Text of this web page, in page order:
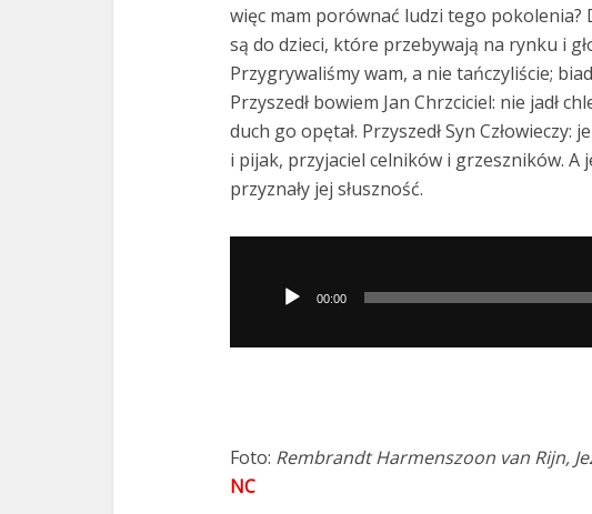
więc mam porównać ludzi tego pokolenia?
są do dzieci, które przebywają na rynku i
Przygrywaliśmy wam, a nie tańczyliście;
Przyszedł bowiem Jan Chrzciciel: nie jadł
duch go opętał. Przyszedł Syn Człowieczy:
i pijak, przyjaciel celników i grzeszników. A
przyznały jej słuszność.
dźwiękowych
00:00
Foto: Rembrandt Harmenszoon van Rijn,
NC